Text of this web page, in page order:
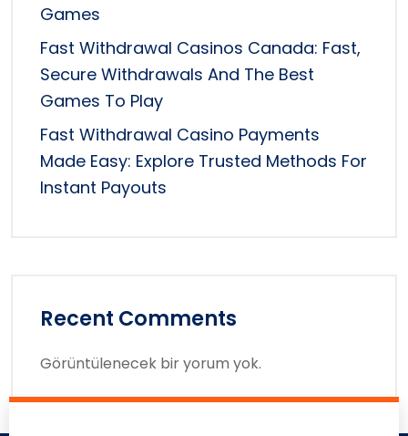
Games
Fast Withdrawal Casinos Canada: Fast,
Secure Withdrawals And The Best
Games To Play
Fast Withdrawal Casino Payments
Made Easy: Explore Trusted Methods For
Instant Payouts
Recent Comments
Görüntülenecek bir yorum yok.